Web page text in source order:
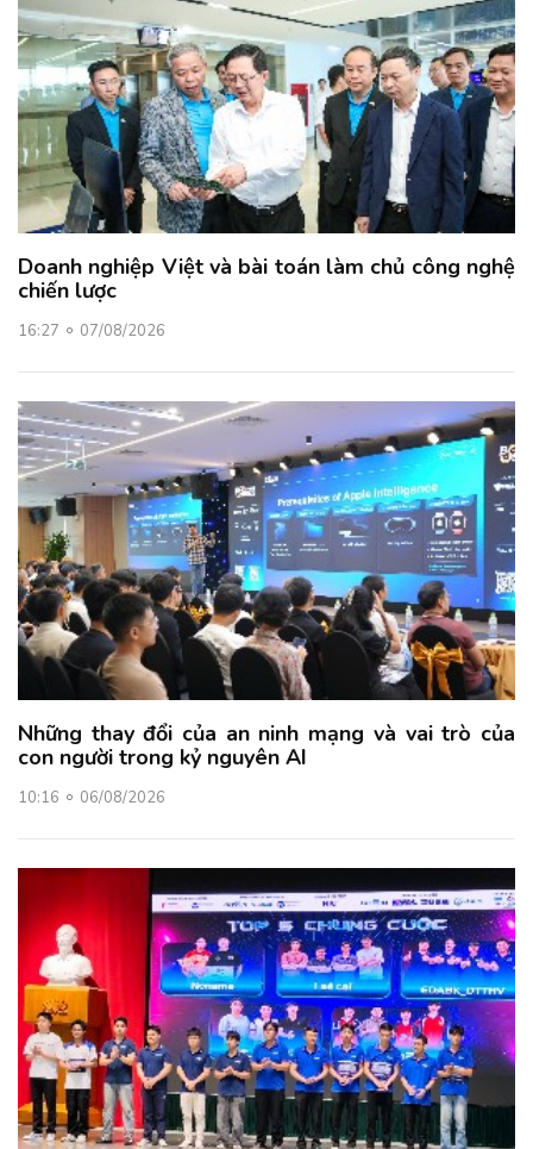
Doanh nghiệp Việt và bài toán làm chủ công nghệ
chiến lược
16:27 07/08/2026
Những thay đổi của an ninh mạng và vai trò của
con người trong kỷ nguyên AI
10:16 06/08/2026